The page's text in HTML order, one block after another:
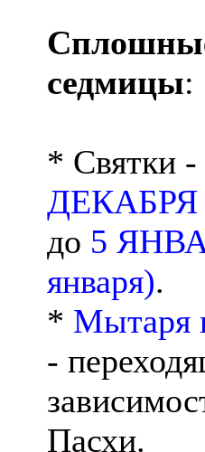
седмицы:
* Святки -
ДЕКАБРЯ
до 5
января).
* Мытаря
-
Пасхи.